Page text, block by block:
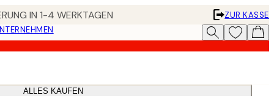
IN 1-4 WERKTAGEN
ZUR KASSE
ALLES KAUFEN